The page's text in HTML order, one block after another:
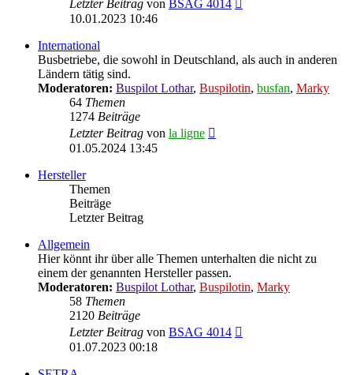
Letzter Beitrag von BSAG 4014
10.01.2023 10:46
International
Busbetriebe, die sowohl in Deutschland, als auch in anderen
Ländern tätig sind.
Moderatoren: Buspilot Lothar, Buspilotin, busfan, Marky
64 Themen
1274 Beiträge
Letzter Beitrag von la ligne
01.05.2024 13:45
Hersteller
Themen
Beiträge
Letzter Beitrag
Allgemein
Hier könnt ihr über alle Themen unterhalten die nicht zu
einem der genannten Hersteller passen.
Moderatoren: Buspilot Lothar, Buspilotin, Marky
58 Themen
2120 Beiträge
Letzter Beitrag von BSAG 4014
01.07.2023 00:18